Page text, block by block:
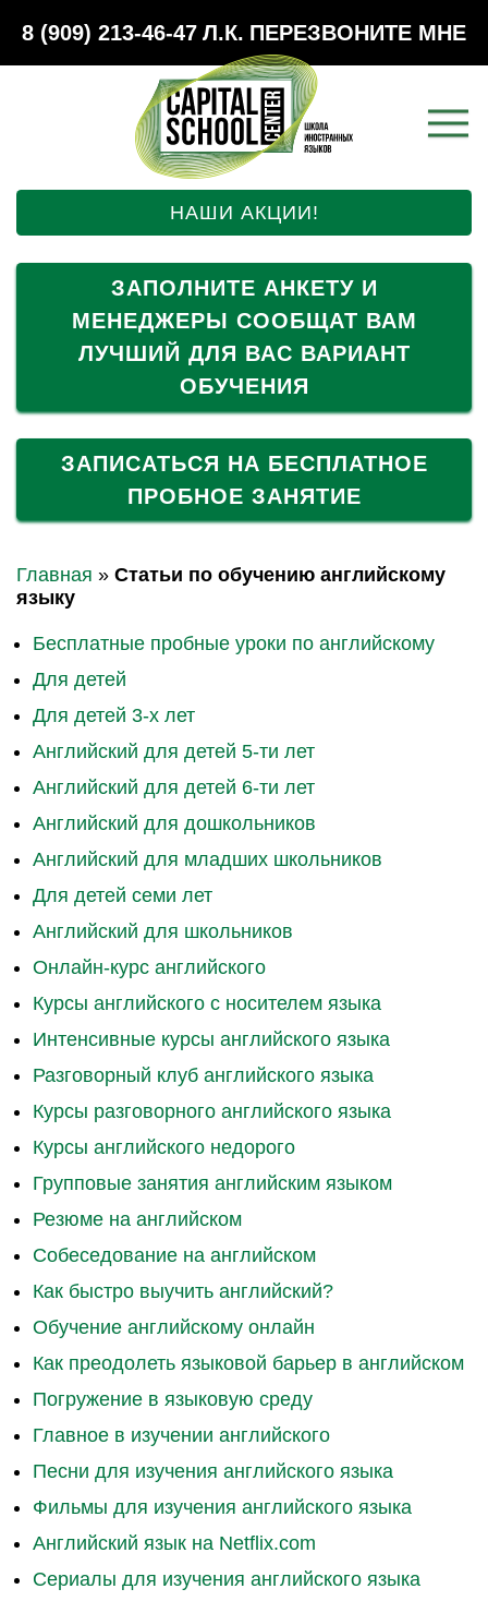
8 (909) 213-46-47 Л.К. ПЕРЕЗВОНИТЕ МНЕ
НАШИ АКЦИИ!
ЗАПОЛНИТЕ АНКЕТУ И
МЕНЕДЖЕРЫ СООБЩАТ ВАМ
ЛУЧШИЙ ДЛЯ ВАС ВАРИАНТ
ОБУЧЕНИЯ
ЗАПИСАТЬСЯ НА БЕСПЛАТНОЕ
ПРОБНОЕ ЗАНЯТИЕ
Главная » Статьи по обучению английскому
языку
Бесплатные пробные уроки по английскому
Для детей
Для детей 3-х лет
Английский для детей 5-ти лет
Английский для детей 6-ти лет
Английский для дошкольников
Английский для младших школьников
Для детей семи лет
Английский для школьников
Онлайн-курс английского
Курсы английского с носителем языка
Интенсивные курсы английского языка
Разговорный клуб английского языка
Курсы разговорного английского языка
Курсы английского недорого
Групповые занятия английским языком
Резюме на английском
Собеседование на английском
Как быстро выучить английский?
Обучение английскому онлайн
Как преодолеть языковой барьер в английском
Погружение в языковую среду
Главное в изучении английского
Песни для изучения английского языка
Фильмы для изучения английского языка
Английский язык на Netflix.com
Сериалы для изучения английского языка